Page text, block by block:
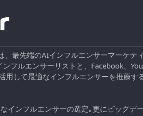
、最先端のAIインフルエンサーマーケ
フルエンサーリストと、Facebook、
用して最適なインフルエンサーを推薦
インフルエンサーの選定｡更にビッグデ